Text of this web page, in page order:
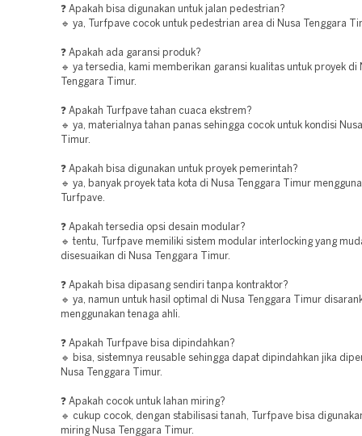
❓ Apakah bisa digunakan untuk jalan pedestrian?
🔹 ya, Turfpave cocok untuk pedestrian area di Nusa Tenggara
❓ Apakah ada garansi produk?
🔹 ya tersedia, kami memberikan garansi kualitas untuk proyek di
Tenggara Timur.
❓ Apakah Turfpave tahan cuaca ekstrem?
🔹 ya, materialnya tahan panas sehingga cocok untuk kondisi
Timur.
❓ Apakah bisa digunakan untuk proyek pemerintah?
🔹 ya, banyak proyek tata kota di Nusa Tenggara Timur
Turfpave.
❓ Apakah tersedia opsi desain modular?
🔹 tentu, Turfpave memiliki sistem modular interlocking yang
disesuaikan di Nusa Tenggara Timur.
❓ Apakah bisa dipasang sendiri tanpa kontraktor?
🔹 ya, namun untuk hasil optimal di Nusa Tenggara Timur
menggunakan tenaga ahli.
❓ Apakah Turfpave bisa dipindahkan?
🔹 bisa, sistemnya reusable sehingga dapat dipindahkan jika
Nusa Tenggara Timur.
❓ Apakah cocok untuk lahan miring?
🔹 cukup cocok, dengan stabilisasi tanah, Turfpave bisa
miring Nusa Tenggara Timur.